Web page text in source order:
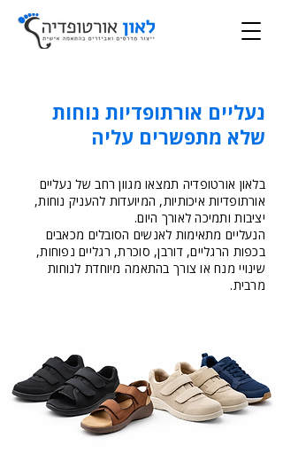
נעליים אורתופדיות נוחות
שלא מתפשרים עליה
בלאון אורטופדיה תמצאו מגוון רחב של נעליים
אורתופדיות איכותיות, המיועדות להעניק נוחות,
יציבות ותמיכה לאורך היום.
הנעליים מתאימות לאנשים הסובלים מכאבים
בכפות הרגליים, דורבן, סוכרת, רגליים נפוחות,
שינויי מנח או צורך בהתאמה מיוחדת לנוחות
מרבית.